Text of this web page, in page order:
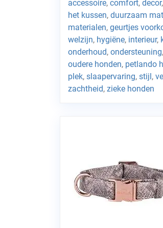
accessoire, comfort, decor,
het kussen, duurzaam
materialen, geurtjes
welzijn, hygiëne, interieur,
onderhoud, ondersteuning,
oudere honden, petlando
plek, slaapervaring, stijl,
zachtheid, zieke honden